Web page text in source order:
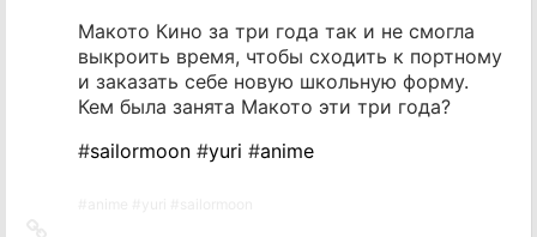
Макото Кино за три года так и не смогла
выкроить время, чтобы сходить к портному
и заказать себе новую школьную форму.
Кем была занята Макото эти три года?
#sailormoon #yuri #anime